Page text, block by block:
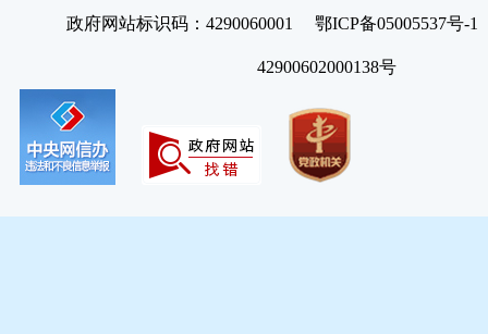
政府网站标识码：4290060001 鄂ICP备05005537号
42900602000138号